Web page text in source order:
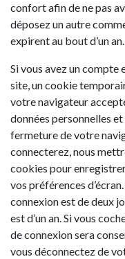
confort afin de ne pas
déposez un autre
expirent au bout d’un an.
Si vous avez un compte
site, un cookie
votre navigateur
données personnelles
fermeture de votre
connecterez, nous
cookies pour
vos préférences
connexion est de deux
est d’un an. Si vous
de connexion sera
vous déconnectez de